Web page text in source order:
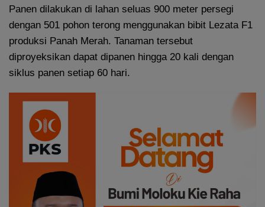
Panen dilakukan di lahan seluas 900 meter persegi
dengan 501 pohon terong menggunakan bibit Lezata F1
produksi Panah Merah. Tanaman tersebut
diproyeksikan dapat dipanen hingga 20 kali dengan
siklus panen setiap 60 hari.